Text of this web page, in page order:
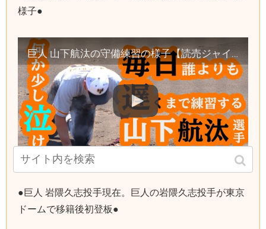
様子●
巨人 山下航汰の守備練習の様子【読売ジャイアンツ】（2018年育成ドラフト1位 健大高崎高校）
●巨人 岩隈久志投手現在。巨人の岩隈久志投手が東京
ドームで移籍後初登板●